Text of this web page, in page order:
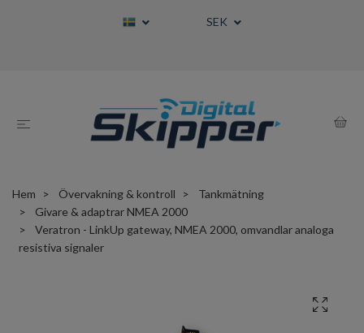
SEK
Hem Övervakning & kontroll
Tankmätning
Givare & adaptrar NMEA 2000
Veratron - LinkUp gateway, NMEA 2000, omvandlar analoga
resistiva signaler